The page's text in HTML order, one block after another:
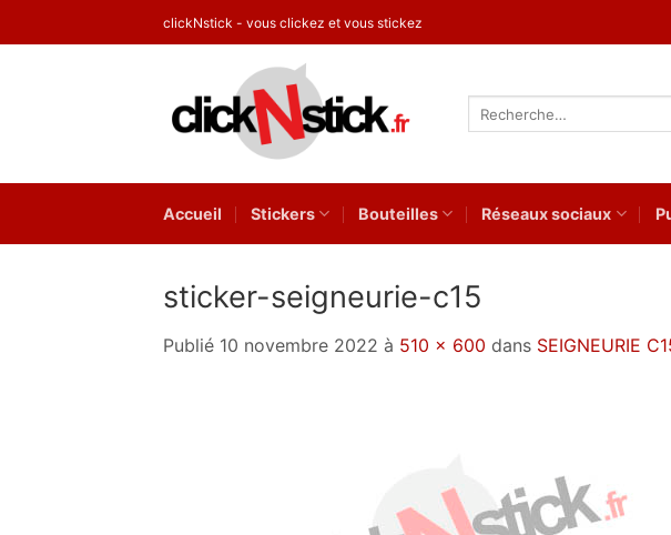
au
clickNstick - vous clickez et vous stickez
Accueil Stickers Bouteilles Réseaux sociaux
sticker-seigneurie-c15
Publié 10 novembre 2022 à 510 × 600 dans SEIGNEURIE